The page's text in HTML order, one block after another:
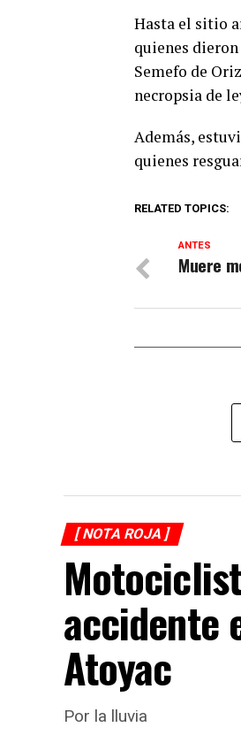
Hasta el sitio
quienes
Semefo de
necropsia de
Además,
quienes
RELATED TOPICS:
ANTES
Muere
[ NOTA ROJA ]
accidente
Atoyac
Por la lluvia